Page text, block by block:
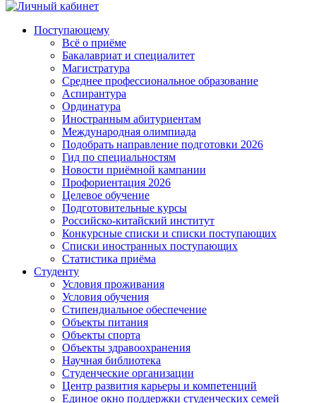
Поступающему
Всё о приёме
Бакалавриат и специалитет
Магистратура
Среднее профессиональное образование
Аспирантура
Ординатура
Иностранным абитуриентам
Международная олимпиада
Подобрать направление подготовки 2026
Гид по специальностям
Новости приёмной кампании
Профориентация 2026
Целевое обучение
Подготовительные курсы
Российско-китайский институт
Конкурсные списки и списки поступающих
Списки иностранных поступающих
Статистика приёма
Студенту
Условия проживания
Условия обучения
Стипендиальное обеспечение
Объекты питания
Объекты спорта
Объекты здравоохранения
Научная библиотека
Студенческие организации
Центр развития карьеры и компетенций
Единое окно поддержки студенческих семей